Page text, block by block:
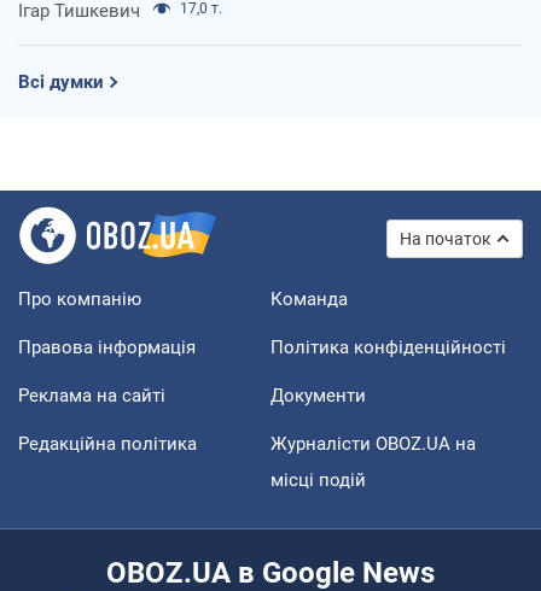
Ігар Тишкевич 17,0 т.
Всі думки
На початок
Про компанію Команда
Правова інформація Політика конфіденційності
Реклама на сайті Документи
Редакційна політика
Журналісти OBOZ.UA на
місці подій
OBOZ.UA в Google News